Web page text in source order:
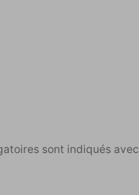
sont indiqués avec